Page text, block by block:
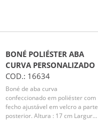
BONÉ POLIÉSTER ABA
CURVA PERSONALIZADO
COD.: 16634
Boné de aba curva
confeccionado em poliéster com
fecho ajustável em velcro a parte
posterior. Altura : 17 cm Largura